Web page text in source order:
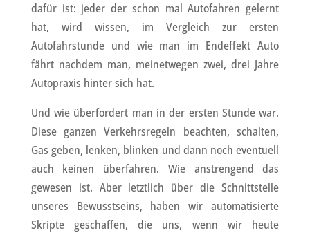
dafür ist: jeder der schon mal Autofahren gelernt
hat, wird wissen, im Vergleich zur ersten
Autofahrstunde und wie man im Endeffekt Auto
fährt nachdem man, meinetwegen zwei, drei Jahre
Autopraxis hinter sich hat.
Und wie überfordert man in der ersten Stunde war.
Diese ganzen Verkehrsregeln beachten, schalten,
Gas geben, lenken, blinken und dann noch eventuell
auch keinen überfahren. Wie anstrengend das
gewesen ist. Aber letztlich über die Schnittstelle
unseres Bewusstseins, haben wir automatisierte
Skripte geschaffen, die uns, wenn wir heute